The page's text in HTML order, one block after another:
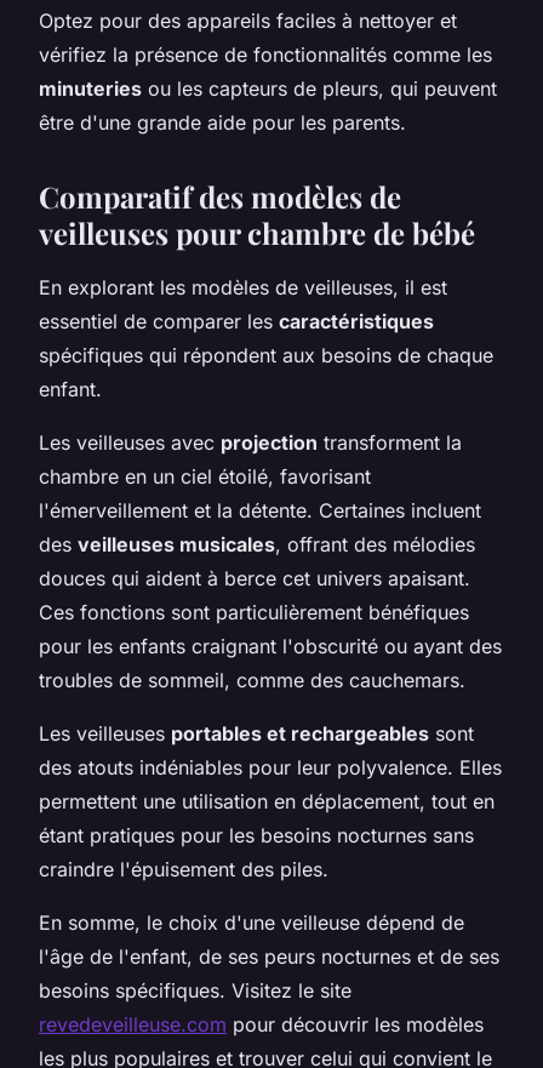
Optez pour des appareils faciles à nettoyer et
vérifiez la présence de fonctionnalités comme les
minuteries ou les capteurs de pleurs, qui peuvent
être d'une grande aide pour les parents.
Comparatif des modèles de
veilleuses pour chambre de bébé
En explorant les modèles de veilleuses, il est
essentiel de comparer les caractéristiques
spécifiques qui répondent aux besoins de chaque
enfant.
Les veilleuses avec projection transforment la
chambre en un ciel étoilé, favorisant
l'émerveillement et la détente. Certaines incluent
des veilleuses musicales, offrant des mélodies
douces qui aident à berce cet univers apaisant.
Ces fonctions sont particulièrement bénéfiques
pour les enfants craignant l'obscurité ou ayant des
troubles de sommeil, comme des cauchemars.
Les veilleuses portables et rechargeables sont
des atouts indéniables pour leur polyvalence. Elles
permettent une utilisation en déplacement, tout en
étant pratiques pour les besoins nocturnes sans
craindre l'épuisement des piles.
En somme, le choix d'une veilleuse dépend de
l'âge de l'enfant, de ses peurs nocturnes et de ses
besoins spécifiques. Visitez le site
revedeveilleuse.com pour découvrir les modèles
les plus populaires et trouver celui qui convient le